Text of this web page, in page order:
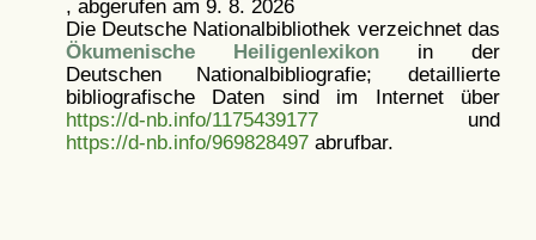
, abgerufen am 9. 8. 2026
Die Deutsche Nationalbibliothek verzeichnet das
Ökumenische Heiligenlexikonin der
Deutschen Nationalbibliografie; detaillierte
bibliografische Daten sind im Internet über
https://d-nb.info/1175439177und
https://d-nb.info/969828497abrufbar.